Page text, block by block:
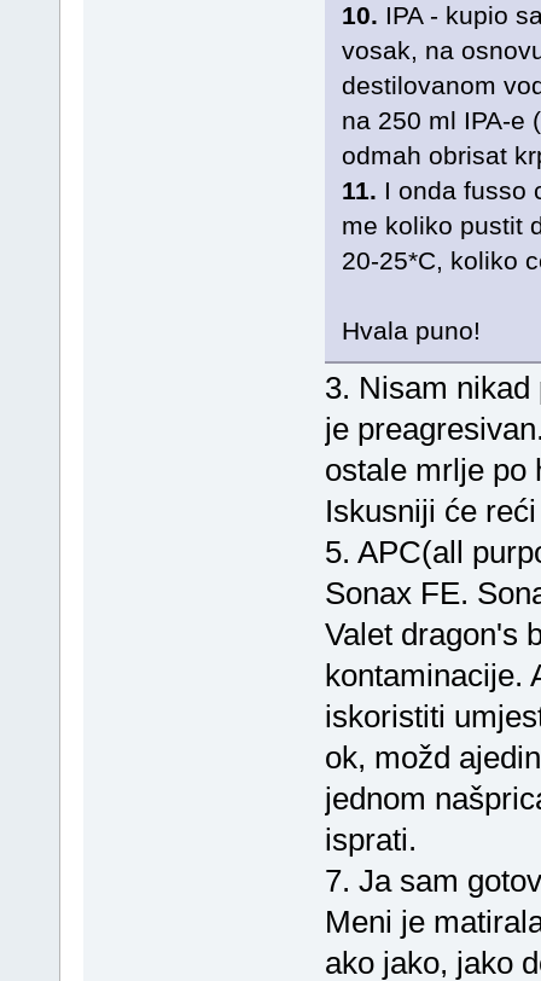
10. IPA - kupio
vosak, na
destilovanom
na 250 ml IPA-e
odmah obrisat
11. I onda fusso
me koliko pustit
20-25*C, koliko
Hvala puno!
3. Nisam
je
ostale mrlje po
Iskusniji će
5. APC(all
Sonax FE.
Valet dragon's
kontaminacije.
iskoristiti
ok, možd
jednom
isprati.
7. Ja sam
Meni je
ako jako, jako